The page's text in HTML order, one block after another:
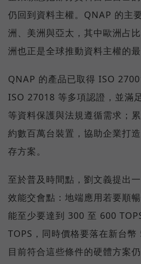
仍回到資料主權。QNAP 的主
洲、美洲與亞太，其中歐洲占
洲也正是全球推動資料主權的最
QNAP 的產品已取得 ISO
ISO 27018 等多項認證，並滿
等資料保護與法規遵循需求；
約數百萬台裝置，協助企業打
存方案。
至於普及時間點，劉文義提出
效能交會點：地端應用若要順
能至少要達到 300 至 600
TOPS，同時價格要落在新台幣
目前符合這些條件的硬體方案仍